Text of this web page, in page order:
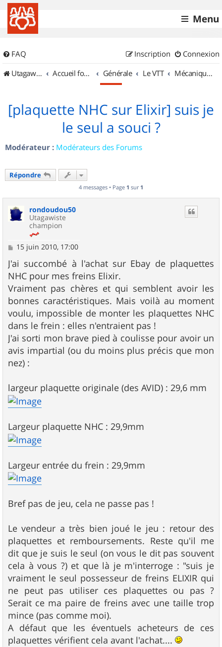
Menu
FAQ Connexion
Inscription
UtagawaVTT (Randos VTT et VTTAE avec traces GPS)
Accueil forum Générale Le VTT Mécanique et Entretiens
[plaquette NHC sur Elixir] suis je
le seul a souci ?
Modérateur : Modérateurs des Forums
Répondre
4 messages • Page 1 sur 1
rondoudou50
Utagawiste
champion
M
s
s
a
g
e
15 juin 2010, 17:00
J'ai succombé à l'achat sur Ebay de plaquettes
NHC pour mes freins Elixir.
Vraiment pas chères et qui semblent avoir les
bonnes caractéristiques. Mais voilà au moment
voulu, impossible de monter les plaquettes NHC
dans le frein : elles n'entraient pas !
J'ai sorti mon brave pied à coulisse pour avoir un
avis impartial (ou du moins plus précis que mon
nez) :
largeur plaquette originale (des AVID) : 29,6 mm
Largeur plaquette NHC : 29,9mm
Largeur entrée du frein : 29,9mm
Bref pas de jeu, cela ne passe pas !
Le vendeur a très bien joué le jeu : retour des
plaquettes et remboursements. Reste qu'il me
dit que je suis le seul (on vous le dit pas souvent
cela à vous ?) et que là je m'interroge : "suis je
vraiment le seul possesseur de freins ELIXIR qui
ne peut pas utiliser ces plaquettes ou pas ?
Serait ce ma paire de freins avec une taille trop
mince (pas comme moi).
A défaut que les éventuels acheteurs de ces
plaquettes vérifient cela avant l'achat....